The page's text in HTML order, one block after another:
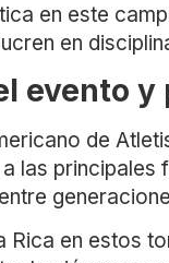
en este
en
evento
de
las
Rica en estos